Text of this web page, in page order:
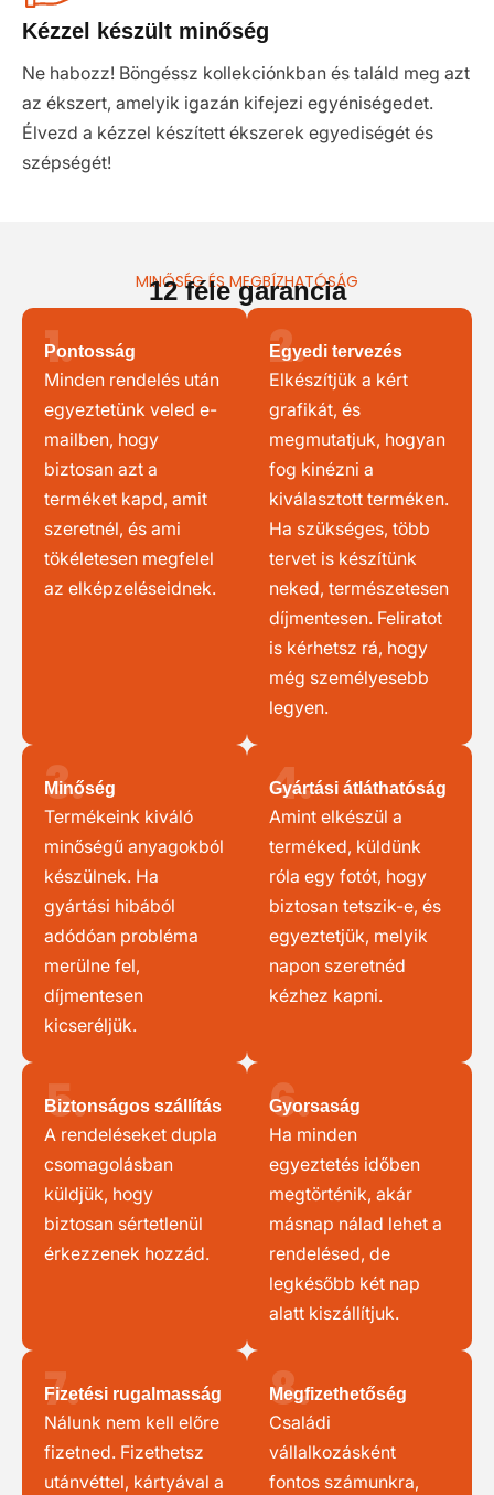
Kézzel készült minőség
Ne habozz! Böngéssz kollekciónkban és találd meg azt
az ékszert, amelyik igazán kifejezi egyéniségedet.
Élvezd a kézzel készített ékszerek egyediségét és
szépségét!
MINŐSÉG ÉS MEGBÍZHATÓSÁG
12 féle garancia
1.
Pontosság
Minden rendelés után
egyeztetünk veled e-
mailben, hogy
biztosan azt a
terméket kapd, amit
szeretnél, és ami
tökéletesen megfelel
az elképzeléseidnek.
2.
Egyedi tervezés
Elkészítjük a kért
grafikát, és
megmutatjuk, hogyan
fog kinézni a
kiválasztott terméken.
Ha szükséges, több
tervet is készítünk
neked, természetesen
díjmentesen. Feliratot
is kérhetsz rá, hogy
még személyesebb
legyen.
3.
Minőség
Termékeink kiváló
minőségű anyagokból
készülnek. Ha
gyártási hibából
adódóan probléma
merülne fel,
díjmentesen
kicseréljük.
4.
Gyártási átláthatóság
Amint elkészül a
terméked, küldünk
róla egy fotót, hogy
biztosan tetszik-e, és
egyeztetjük, melyik
napon szeretnéd
kézhez kapni.
5.
Biztonságos szállítás
A rendeléseket dupla
csomagolásban
küldjük, hogy
biztosan sértetlenül
érkezzenek hozzád.
6.
Gyorsaság
Ha minden
egyeztetés időben
megtörténik, akár
másnap nálad lehet a
rendelésed, de
legkésőbb két nap
alatt kiszállítjuk.
7.
Fizetési rugalmasság
Nálunk nem kell előre
fizetned. Fizethetsz
utánvéttel, kártyával a
8.
Megfizethetőség
Családi
vállalkozásként
fontos számunkra,